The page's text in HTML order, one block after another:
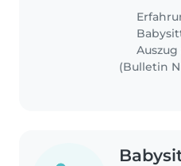
je n’ai
les
(Bulletin